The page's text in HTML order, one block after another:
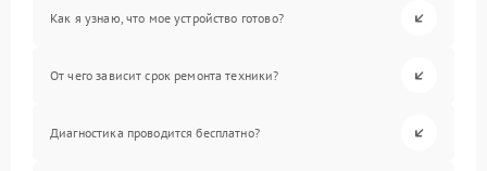
Как я узнаю, что мое устройство готово?
От чего зависит срок ремонта техники?
Диагностика проводится бесплатно?